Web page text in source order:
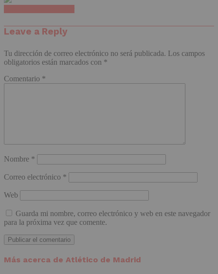
Leave a Reply
Tu dirección de correo electrónico no será publicada. Los campos
obligatorios están marcados con *
Comentario *
Nombre *
Correo electrónico *
Web
Guarda mi nombre, correo electrónico y web en este navegador
para la próxima vez que comente.
Más acerca de Atlético de Madrid